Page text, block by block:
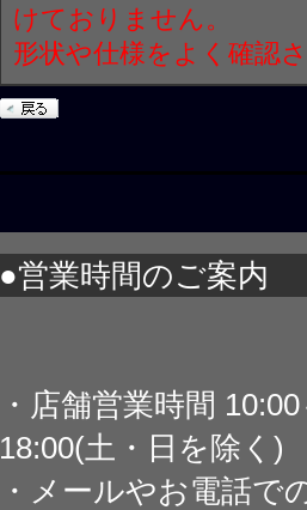
けておりません。
形状や仕様をよく確認
●営業時間のご案内
・店舗営業時間
18:00(土・日を除く)
・メールやお電話で